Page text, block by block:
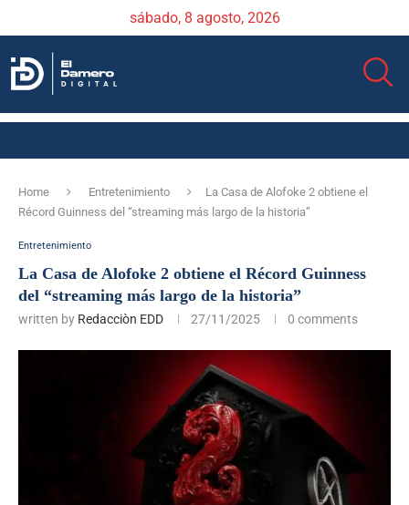
sábado, 8 agosto, 2026
Home Entretenimiento
La Casa de Alofoke 2 obtiene el
Récord Guinness del “streaming más largo de la historia”
Entretenimiento
La Casa de Alofoke 2 obtiene el Récord Guinness
del “streaming más largo de la historia”
written by Redacciòn EDD 27/11/2025 0 comments